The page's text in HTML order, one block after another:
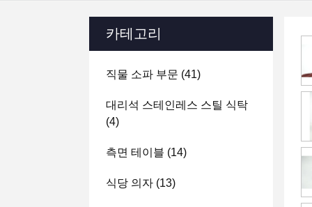
카테고리
직물 소파 부문 (41)
대리석 스테인레스 스틸 식탁
(4)
측면 테이블 (14)
식당 의자 (13)